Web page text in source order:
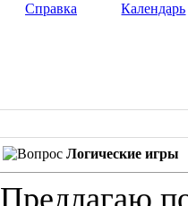
Справка Календарь
Логические игры
Предлагаю